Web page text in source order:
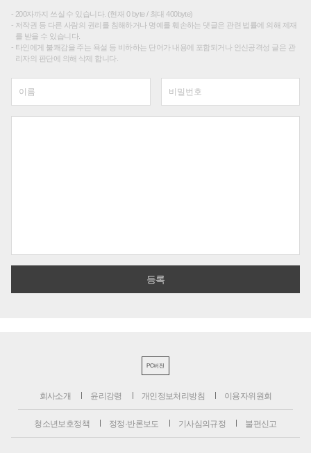
200자까지 쓰실 수 있습니다. (현재 0 byte / 최대 400byte)
저작권 등 다른 사람의 권리를 침해하거나 명예를 훼손하는 댓글은 관련 법률에 의해 제재
를 받을 수 있습니다.
타인에게 불쾌감을 주는 욕설 등 비하하는 단어가 내용에 포함되거나 인신공격성 글은 관
리자의 판단에 의해 삭제 합니다.
PC버전
회사소개 윤리강령 개인정보처리방침 이용자위원회
청소년보호정책 정정·반론보도 기사심의규정 불편신고